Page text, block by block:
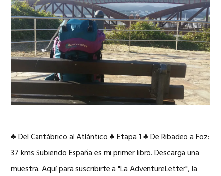
♣ Del Cantábrico al Atlántico ♣ Etapa 1 ♣ De Ribadeo a Foz:
37 kms Subiendo España es mi primer libro. Descarga una
muestra. Aquí para suscribirte a "La AdventureLetter", la